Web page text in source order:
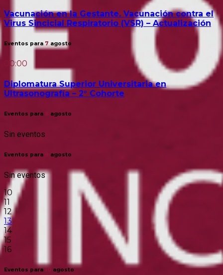
Vacunación en la Gestante. Vacunación contra el
Virus Sincicial Respiratorio (VSR) – Actualización
Eventos para 7 agosto
00:00
Diplomatura Superior Universitaria en
Ultrasonografía – 2° Cohorte
Eventos para agosto
Sin eventos
Eventos para agosto
Sin eventos
10
11
12
13
14
15
16
Eventos para 10 agosto